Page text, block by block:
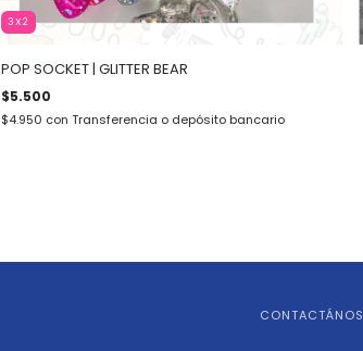
3X2
POP SOCKET | GLITTER BEAR
$5.500
$4.950 con Transferencia o depósito bancario
CONTACTÁNOS